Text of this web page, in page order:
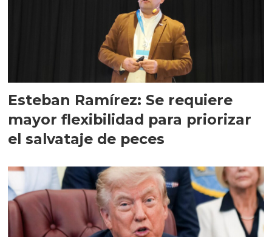
Esteban Ramírez: Se requiere
mayor flexibilidad para priorizar
el salvataje de peces